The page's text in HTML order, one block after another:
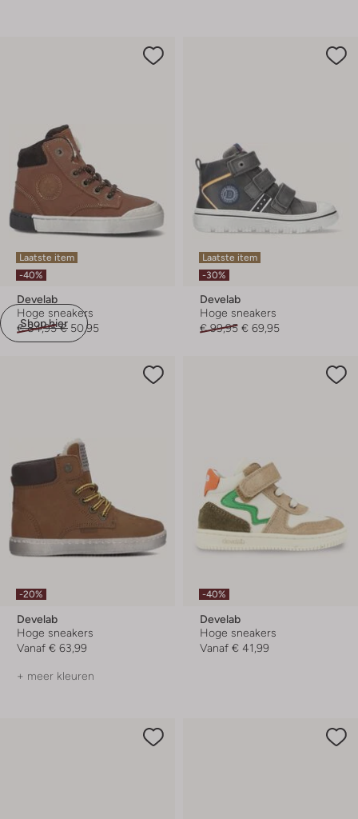
Shop hier
Laatste item
-40%
Develab
Hoge sneakers
€ 84,95 € 50,95
Laatste item
-30%
Develab
Hoge sneakers
€ 99,95 € 69,95
-20%
Develab
Hoge sneakers
Vanaf € 63,99
+ meer kleuren
-40%
Develab
Hoge sneakers
Vanaf € 41,99